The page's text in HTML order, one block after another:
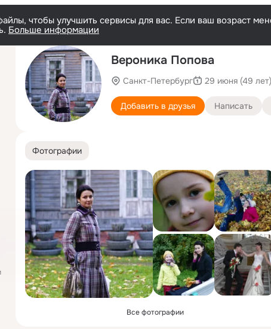
чтобы улучшить сервисы для вас. Если ваш возраст
Больше информации
Вероника Попова
Санкт-Петербург 29 июня (49 лет)
Добавить в друзья Написать
Фотографии
Все фотографии